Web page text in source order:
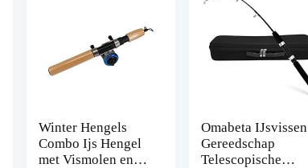
Winter Hengels
Combo Ijs Hengel
met Vismolen en
Omabeta IJsvissen
Gereedschap
Telescopische